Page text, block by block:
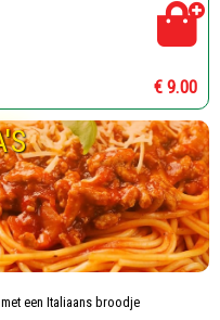
€ 9.00
een Italiaans broodje